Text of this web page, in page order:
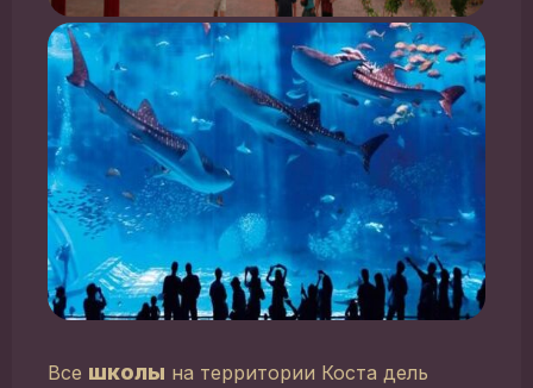
Все школы на территории Коста дель